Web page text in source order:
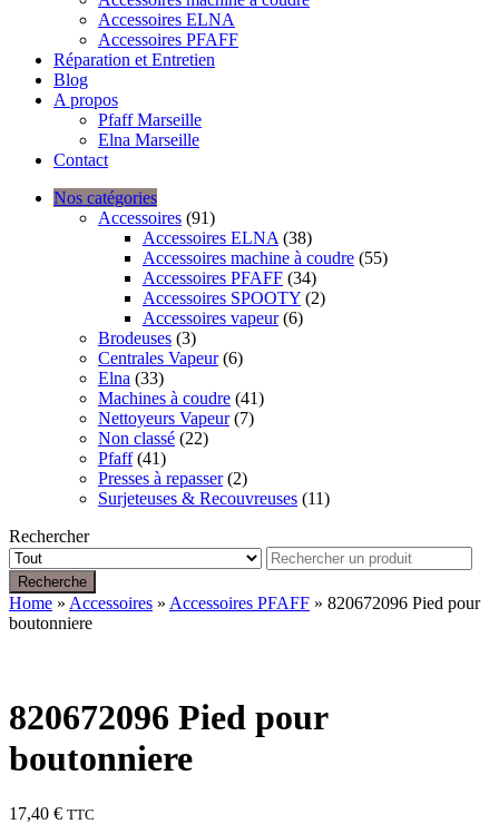
Accessoires ELNA
Accessoires PFAFF
Réparation et Entretien
Blog
A propos
Pfaff Marseille
Elna Marseille
Contact
Nos catégories
Accessoires (91)
Accessoires ELNA (38)
Accessoires machine à coudre (55)
Accessoires PFAFF (34)
Accessoires SPOOTY (2)
Accessoires vapeur(6)
Brodeuses (3)
Centrales Vapeur(6)
Elna (33)
Machines à coudre (41)
Nettoyeurs Vapeur(7)
Non classé (22)
Pfaff(41)
Presses à repasser(2)
Surjeteuses & Recouvreuses (11)
Rechercher
Recherche
Home » Accessoires » Accessoires PFAFF » 820672096 Pied pour
boutonniere
820672096 Pied pour
boutonniere
17,40 € TTC